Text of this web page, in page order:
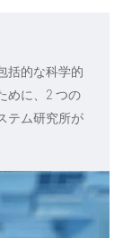
括的な科学的
めに、2 つの
テム研究所が